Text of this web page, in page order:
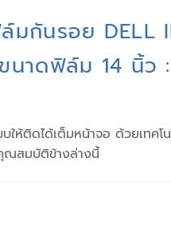
มกันรอย DELL
ขนาดฟิล์ม 14 นิ้ว
ห้ติดได้เต็มหน้าจอ ด้วยเทค
ณสมบัติข้างล่างนี้